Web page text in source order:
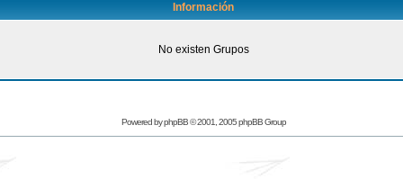
Información
No existen Grupos
Powered byphpBB© 2001, 2005 phpBB Group